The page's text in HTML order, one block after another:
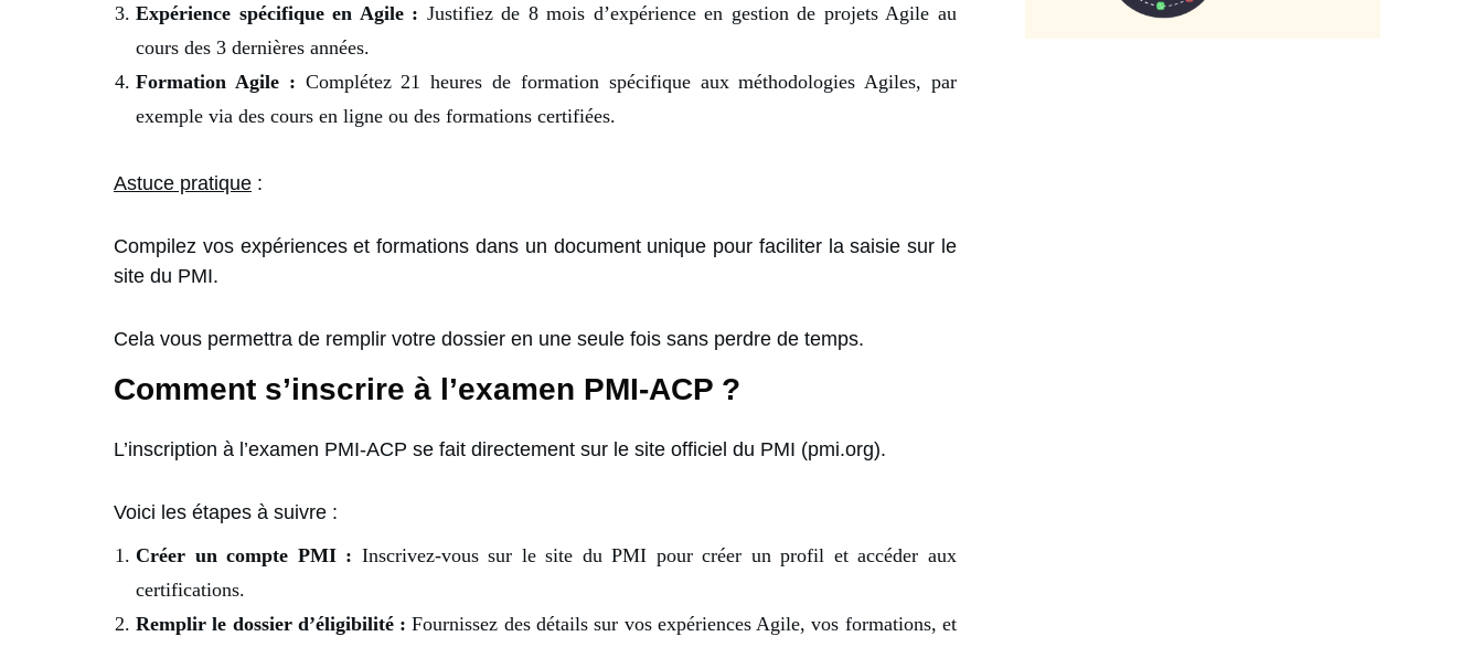
Expérience spécifique en Agile : Justifiez de 8 mois d’expérience en gestion de projets Agile au
cours des 3 dernières années.
Formation Agile : Complétez 21 heures de formation spécifique aux méthodologies Agiles, par
exemple via des cours en ligne ou des formations certifiées.
Astuce pratique :
Compilez vos expériences et formations dans un document unique pour faciliter la saisie sur le
site du PMI.
Cela vous permettra de remplir votre dossier en une seule fois sans perdre de temps.
Comment s’inscrire à l’examen PMI-ACP ?
L’inscription à l’examen PMI-ACP se fait directement sur le site officiel du PMI (pmi.org).
Voici les étapes à suivre :
Créer un compte PMI : Inscrivez-vous sur le site du PMI pour créer un profil et accéder aux
certifications.
Remplir le dossier d’éligibilité : Fournissez des détails sur vos expériences Agile, vos formations, et